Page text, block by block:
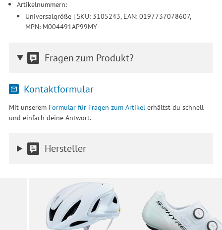
Artikelnummern:
Universalgröße | SKU: 3105243, EAN: 0197737078607,
MPN: M004491AP99MY
Fragen zum Produkt?
Kontaktformular
Mit unserem Formular für Fragen zum Artikelerhältst du schnell
und einfach deine Antwort.
Hersteller